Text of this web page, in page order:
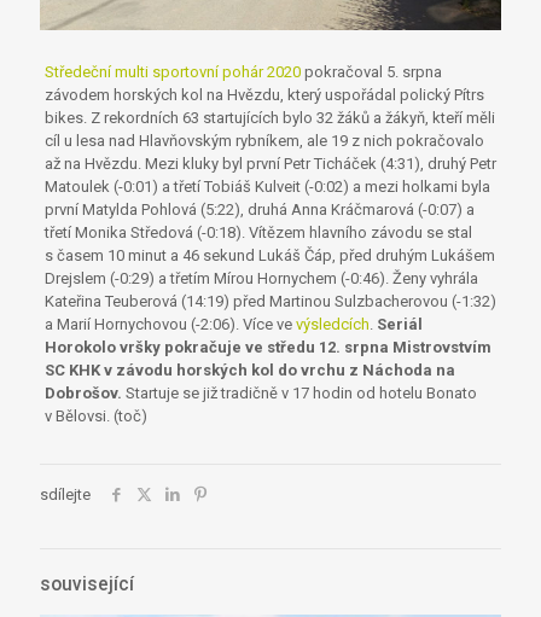
Středeční multi sportovní pohár 2020pokračoval 5. srpna
závodem horských kol na Hvězdu, který uspořádal polický Pítrs
bikes. Z rekordních 63 startujících bylo 32 žáků a žákyň, kteří měli
cíl u lesa nad Hlavňovským rybníkem, ale 19 z nich pokračovalo
až na Hvězdu. Mezi kluky byl první Petr Ticháček (4:31), druhý Petr
Matoulek (-0:01) a třetí Tobiáš Kulveit (-0:02) a mezi holkami byla
první Matylda Pohlová (5:22), druhá Anna Kráčmarová (-0:07) a
třetí Monika Středová (-0:18). Vítězem hlavního závodu se stal
s časem 10 minut a 46 sekund Lukáš Čáp, před druhým Lukášem
Drejslem (-0:29) a třetím Mírou Hornychem (-0:46). Ženy vyhrála
Kateřina Teuberová (14:19) před Martinou Sulzbacherovou (-1:32)
a Marií Hornychovou (-2:06). Více ve výsledcích Seriál
Horokolo vršky pokračuje ve středu 12. srpna Mistrovstvím
SC KHK v závodu horských kol do vrchu z Náchoda na
Dobrošov. Startuje se již tradičně v 17 hodin od hotelu Bonato
v Bělovsi. (toč)
sdílejte
související